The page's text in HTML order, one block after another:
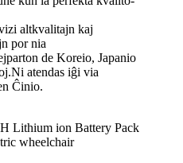
altkvalitajn kaj
por nia
de Koreio, Japanio
atendas iĝi via
Ĉinio.